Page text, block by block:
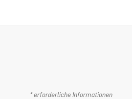
* erforderliche Informationen